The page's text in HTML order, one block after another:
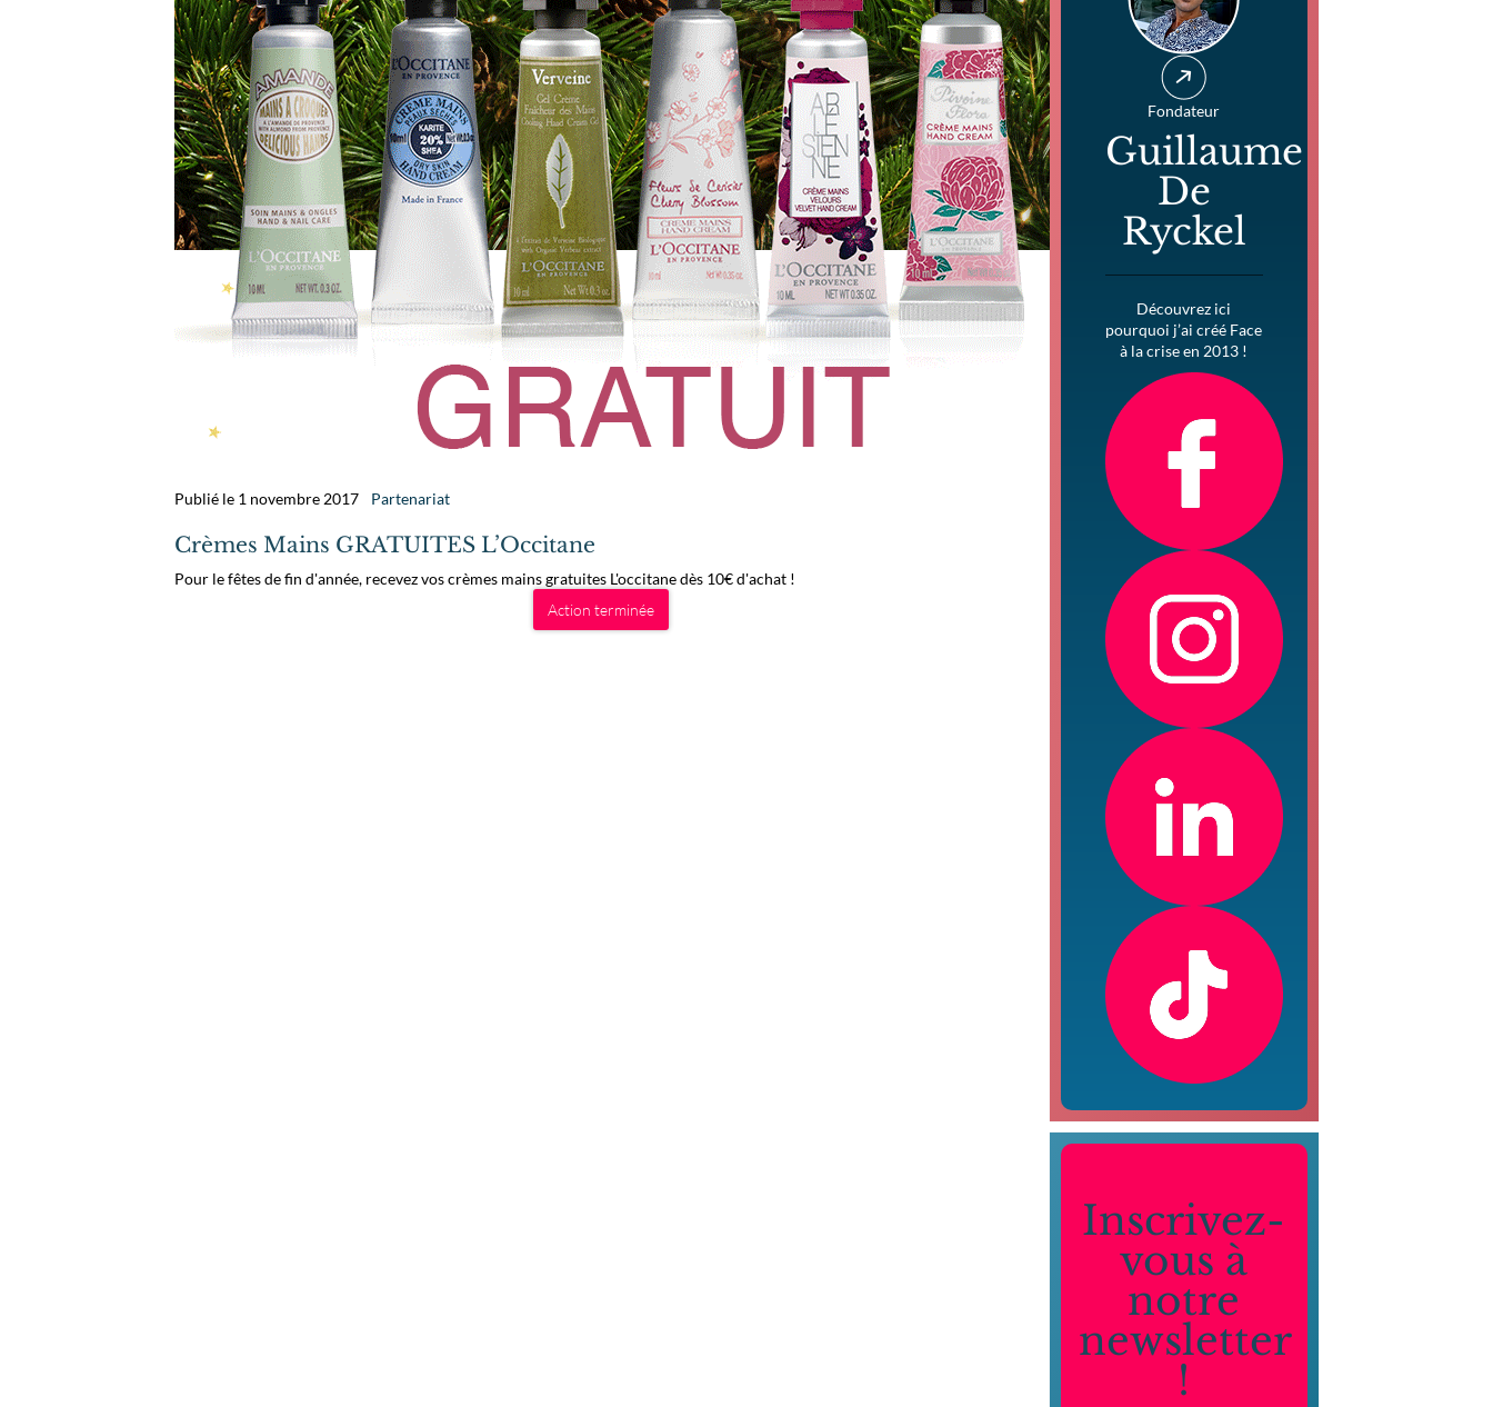
Publié le 1 novembre 2017 Partenariat
Crèmes Mains GRATUITES L’Occitane
Pour le fêtes de fin d'année, recevez vos crèmes mains gratuites L'occitane dès 10€ d'achat !
Action terminée
Fondateur
Guillaume
De
Ryckel
Découvrez ici
pourquoi j’ai créé Face
à la crise en 2013 !
Inscrivez-
vous à
notre
newsletter
!